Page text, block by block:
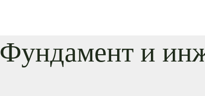
Фундамент и